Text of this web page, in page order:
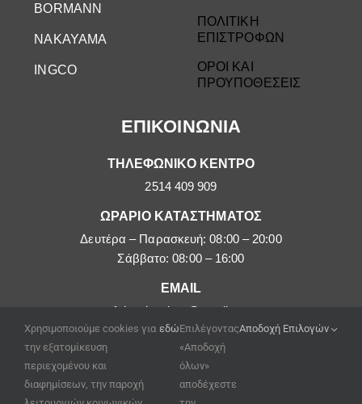
ΕΠΙΚΟΙΝΩΝΙΑ
ΤΗΛΕΦΩΝΙΚΟ ΚΕΝΤΡΟ
2514 409 909
ΩΡΑΡΙΟ ΚΑΤΑΣΤΗΜΑΤΟΣ
Δευτέρα – Παρασκευή: 08:00 – 20:00
Σάββατο: 08:00 – 16:00
EMAIL
afoipouloushop@gmail.com
BORMANN
NAKAYAMA
INGCO
ΠΟΛΙΤΙΚΗ
ΕΠΙΣΤΡΟΦΩΝ
ΟΡΟΙ ΚΑΙ
ΠΡΟΥΠΟΘΕΣΕΙΣ
Χρησιμοποιούμε cookies για
την εξατομίκευση
περιεχομένου και
διαφημίσεων, την παροχή
εδώΕπιλέγοντας
«Αποδοχή
όλων»
αποδέχεστε
Αποδοχή Επιλογών